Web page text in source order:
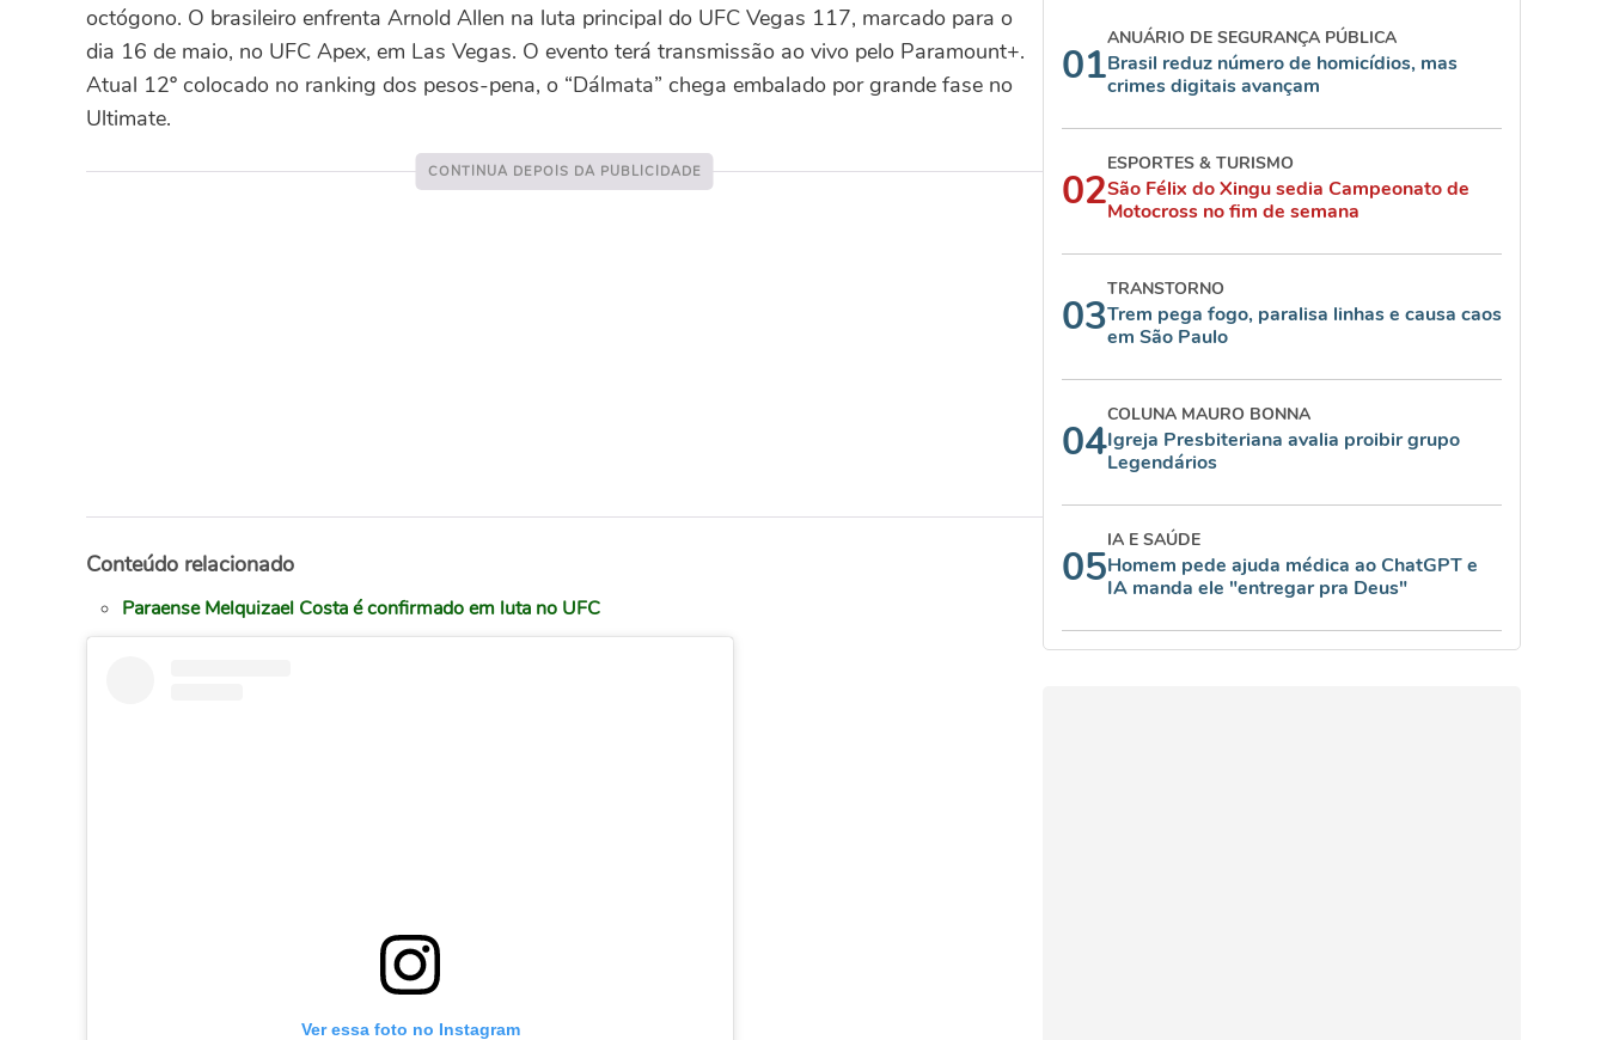
octógono. O brasileiro enfrenta Arnold Allen na luta principal do UFC Vegas 117, marcado para o
dia 16 de maio, no UFC Apex, em Las Vegas. O evento terá transmissão ao vivo pelo Paramount+.
Atual 12º colocado no ranking dos pesos-pena, o “Dálmata” chega embalado por grande fase no
Ultimate.
Conteúdo relacionado
Paraense Melquizael Costa é confirmado em luta no UFC
Ver essa foto no Instagram
01
ANUÁRIO DE SEGURANÇA PÚBLICA
Brasil reduz número de homicídios, mas
crimes digitais avançam
02
ESPORTES & TURISMO
São Félix do Xingu sedia Campeonato de
Motocross no fim de semana
03
TRANSTORNO
Trem pega fogo, paralisa linhas e causa caos
em São Paulo
04
COLUNA MAURO BONNA
Igreja Presbiteriana avalia proibir grupo
Legendários
05
IA E SAÚDE
Homem pede ajuda médica ao ChatGPT e
IA manda ele "entregar pra Deus"